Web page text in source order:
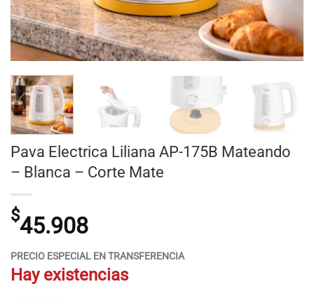
Pava Electrica Liliana AP-175B Mateando
– Blanca – Corte Mate
$45.908
PRECIO ESPECIAL EN TRANSFERENCIA
Hay existencias